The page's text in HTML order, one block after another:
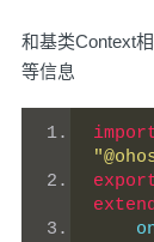
和基类Context
等信息